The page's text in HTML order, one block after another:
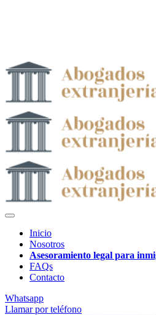
Inicio
Nosotros
Asesoramiento legal para
FAQs
Contacto
Whatsapp
Llamar por teléfono